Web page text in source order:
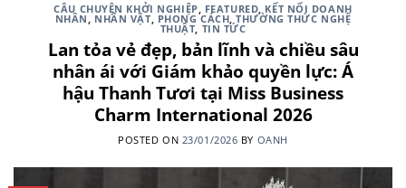
CÂU CHUYỆN KHỞI NGHIỆP, FEATURED, KẾT NỐI DOANH
NHÂN, NHÂN VẬT, PHONG CÁCH,THƯỜNG THỨC NGHỆ
THUẬT, TIN TỨC
Lan tỏa vẻ đẹp, bản lĩnh và chiều sâu
nhân ái với Giám khảo quyền lực: Á
hậu Thanh Tươi tại Miss Business
Charm International 2026
POSTED ON 23/01/2026 BY OANH